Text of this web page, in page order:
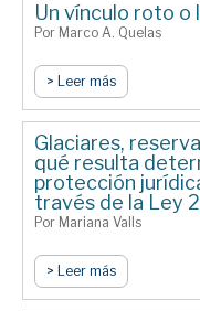
Un vínculo roto o
Por Marco A. Quelas
> Leer más
Glaciares,
qué resulta
protección
través de la Ley
Por Mariana Valls
> Leer más